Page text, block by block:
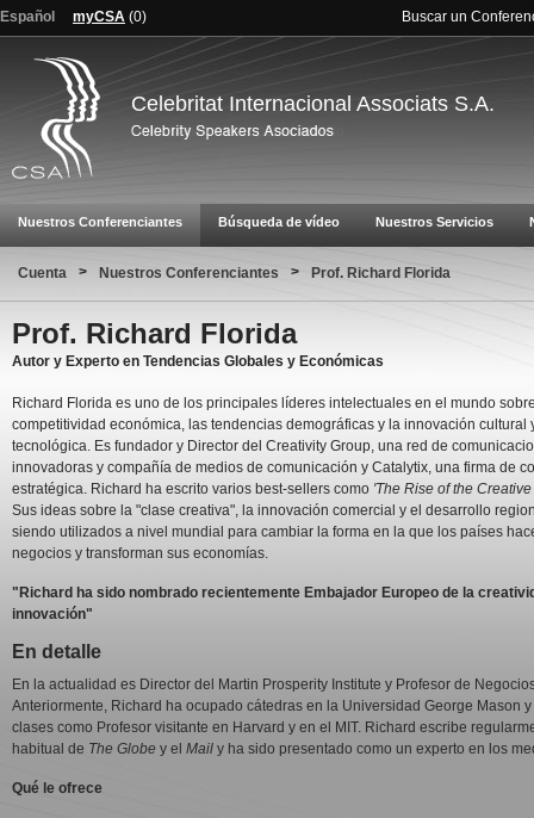
Español myCSA (0) Buscar un
Celebritat Internacional Associats S.A.
Nuestros Conferenciantes Búsqueda de vídeo Nuestros Servicios
Cuenta > Nuestros Conferenciantes > Prof. Richard Florida
Prof. Richard Florida
Autor y Experto en Tendencias Globales y Económicas
Richard Florida es uno de los principales líderes intelectuales en el mundo
competitividad económica, las tendencias demográficas y la innovación cultural
tecnológica. Es fundador y Director del Creativity Group, una red de
innovadoras y compañía de medios de comunicación y Catalytix, una firma de
estratégica. Richard ha escrito varios best-sellers como 'The Rise of the
Sus ideas sobre la "clase creativa", la innovación comercial y el desarrollo
siendo utilizados a nivel mundial para cambiar la forma en la que los países
negocios y transforman sus economías.
"Richard ha sido nombrado recientemente Embajador Europeo de la
innovación"
En detalle
En la actualidad es Director del Martin Prosperity Institute y Profesor de
Anteriormente, Richard ha ocupado cátedras en la Universidad George Mason
clases como Profesor visitante en Harvard y en el MIT. Richard escribe
habitual de The Globe y el Mail y ha sido presentado como un experto en los
Qué le ofrece